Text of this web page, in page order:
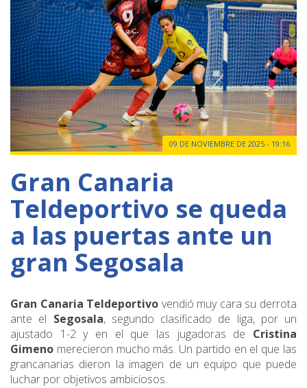
09 DE NOVIEMBRE DE 2025 - 19:16
Gran Canaria
Teldeportivo se queda
a las puertas ante un
gran Segosala
Gran Canaria Teldeportivo vendió muy cara su derrota
ante el Segosala, segundo clasificado de liga, por un
ajustado 1-2 y en el que las jugadoras de Cristina
Gimeno merecieron mucho más. Un partido en el que las
grancanarias dieron la imagen de un equipo que puede
luchar por objetivos ambiciosos.